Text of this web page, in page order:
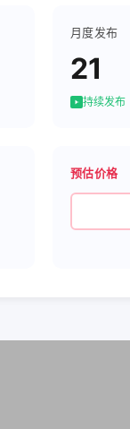
月度发布
21
持续发布
预估价格